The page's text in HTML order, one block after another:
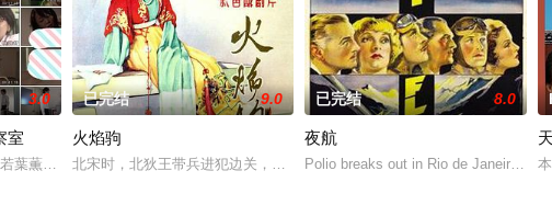
3.0
室
葉薫子,野村貴浩,井原新浩,石原幸弘
已完结 9.0
火焰驹
北宋时，北狄王带兵进犯边关，兵部尚书李绶的长子李彦荣奉朝廷之命，
已完结 8.0
夜航
Polio breaks out in Rio de Janeiro, the